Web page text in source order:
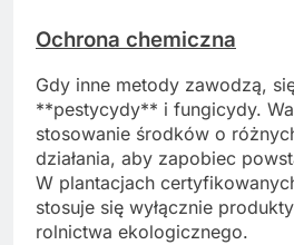
Ochrona chemiczna
Gdy inne metody zawodzą,
**pestycydy** i fungicydy.
stosowanie środków o
działania, aby zapobiec
W plantacjach
stosuje się wyłącznie
rolnictwa ekologicznego.